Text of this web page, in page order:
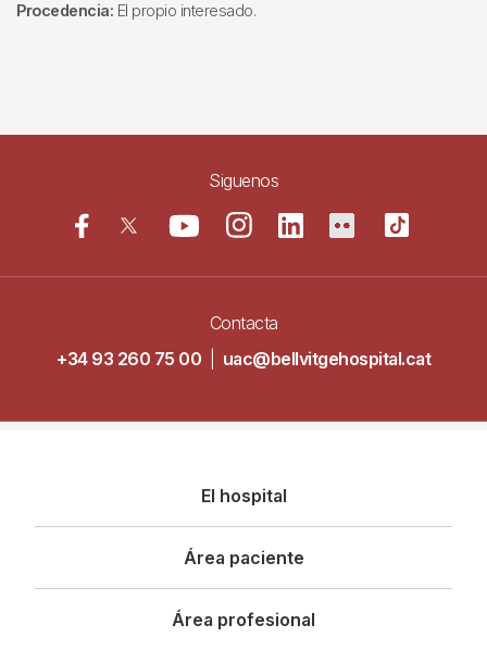
Procedencia: El propio interesado.
Siguenos
Contacta
+34 93 260 75 00
uac@bellvitgehospital.cat
principal
El hospital
Área paciente
Área profesional